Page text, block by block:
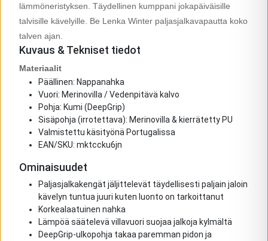
lämmöneristyksen. Täydellinen kumppani jokapäiväisille
talvisille kävelyille. Be Lenka Winter paljasjalkavapautta koko
talven ajan.
Kuvaus & Tekniset tiedot
Materiaalit
Päällinen: Nappanahka
Vuori: Merinovilla / Vedenpitävä kalvo
Pohja: Kumi (DeepGrip)
Sisäpohja (irrotettava): Merinovilla & kierrätetty PU
Valmistettu käsityönä Portugalissa
EAN/SKU: mktccku6jn
Ominaisuudet
Paljasjalkakengät jäljittelevät täydellisesti paljain jaloin
kävelyn tuntua juuri kuten luonto on tarkoittanut
Korkealaatuinen nahka
Lämpöä säätelevä villavuori suojaa jalkoja kylmältä
DeepGrip-ulkopohja takaa paremman pidon ja